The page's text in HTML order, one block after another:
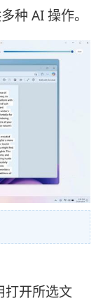
种 AI 操作。
打开所选文